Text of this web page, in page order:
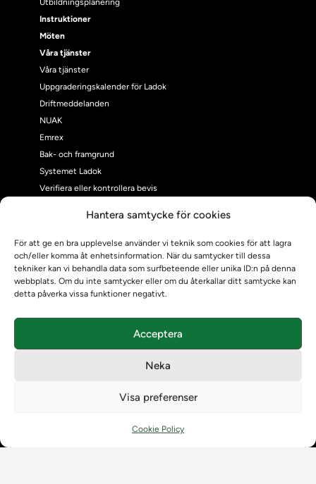
Hantera samtycke för cookies
För att ge en bra upplevelse använder vi teknik som cookies för att lagra
och/eller komma åt enhetsinformation. När du samtycker till dessa
tekniker kan vi behandla data som surfbeteende eller unika ID:n på denna
webbplats. Om du inte samtycker eller om du återkallar ditt samtycke kan
detta påverka vissa funktioner negativt.
Acceptera
Neka
Visa preferenser
Cookie Policy
Utbildningsplanering
Instruktioner
Möten
Våra tjänster
Våra tjänster
Uppgraderingskalender för Ladok
Driftmeddelanden
NUAK
Emrex
Bak- och framgrund
Systemet Ladok
Verifiera eller kontrollera bevis
Om oss
Om Ladokkonsortiet
Ladokkonsortiet internationellt
Vision, strategi och produktplan
Kontaktuppgifter för studenters Ladoksupport